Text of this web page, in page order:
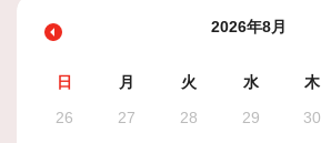
2026年8月
日 月 火 水 木
26
27 28 29 30